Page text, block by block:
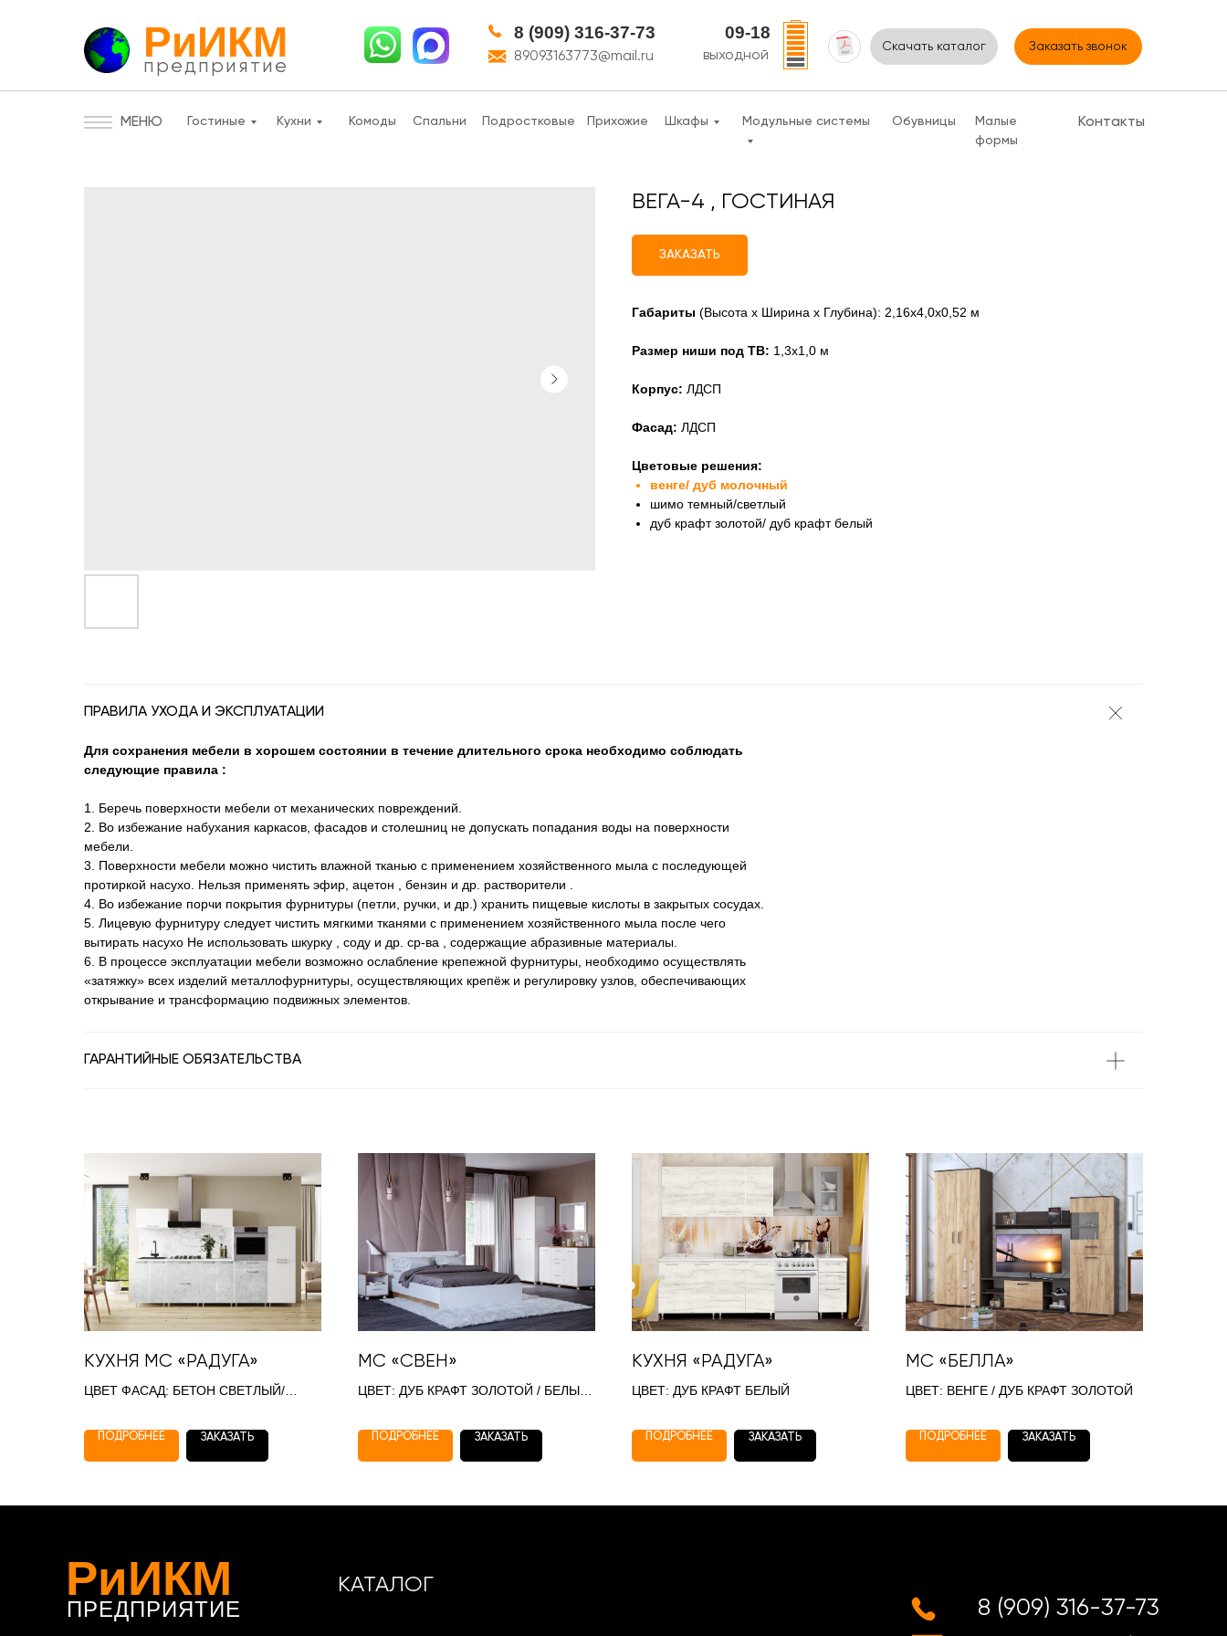
Скачать каталог
8 (909) 316-37-73
89093163773@mail.ru
Заказать звонок
Гостиные Кухни Комоды Спальни Подростковые Прихожие Шкафы Модульные системы Контакты
Малые
формы
Обувницы
09-18
выходной
РиИКМ
предприятие
МЕНЮ
ВЕГА-4 , ГОСТИНАЯ
ЗАКАЗАТЬ
Габариты (Высота х Ширина х Глубина): 2,16х4,0х0,52 м
Размер ниши под ТВ: 1,3х1,0 м
Корпус: ЛДСП
Фасад: ЛДСП
Цветовые решения:
венге/ дуб молочный
шимо темный/светлый
дуб крафт золотой/ дуб крафт белый
ПРАВИЛА УХОДА И ЭКСПЛУАТАЦИИ
Для сохранения мебели в хорошем состоянии в течение длительного срока необходимо соблюдать
следующие правила :
1. Беречь поверхности мебели от механических повреждений.
2. Во избежание набухания каркасов, фасадов и столешниц не допускать попадания воды на поверхности
мебели.
3. Поверхности мебели можно чистить влажной тканью с применением хозяйственного мыла с последующей
протиркой насухо. Нельзя применять эфир, ацетон , бензин и др. растворители .
4. Во избежание порчи покрытия фурнитуры (петли, ручки, и др.) хранить пищевые кислоты в закрытых сосудах.
5. Лицевую фурнитуру следует чистить мягкими тканями с применением хозяйственного мыла после чего
вытирать насухо Не использовать шкурку , соду и др. ср-ва , содержащие абразивные материалы.
6. В процессе эксплуатации мебели возможно ослабление крепежной фурнитуры, необходимо осуществлять
«затяжку» всех изделий металлофурнитуры, осуществляющих крепёж и регулировку узлов, обеспечивающих
открывание и трансформацию подвижных элементов.
ГАРАНТИЙНЫЕ ОБЯЗАТЕЛЬСТВА
КУХНЯ МС «РАДУГА»
ЦВЕТ ФАСАД: БЕТОН СВЕТЛЫЙ/
ПОДРОБНЕЕ ЗАКАЗАТЬ
МС «СВЕН»
ЦВЕТ: ДУБ КРАФТ ЗОЛОТОЙ / БЕЛЫЙ
ПОДРОБНЕЕ ЗАКАЗАТЬ
КУХНЯ «РАДУГА»
ЦВЕТ: ДУБ КРАФТ БЕЛЫЙ
ПОДРОБНЕЕ ЗАКАЗАТЬ
МС «БЕЛЛА»
ЦВЕТ: ВЕНГЕ / ДУБ КРАФТ ЗОЛОТОЙ
ПОДРОБНЕЕ ЗАКАЗАТЬ
КАТАЛОГ
РиИКМ
ПРЕДПРИЯТИЕ 8 (909) 316-37-73